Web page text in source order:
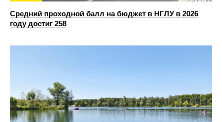
Средний проходной балл на бюджет в НГЛУ в 2026
году достиг 258